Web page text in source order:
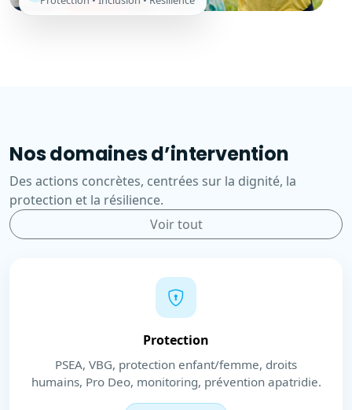
Nos domaines d’intervention
Des actions concrètes, centrées sur la dignité, la
protection et la résilience.
Voir tout
Protection
PSEA, VBG, protection enfant/femme, droits
humains, Pro Deo, monitoring, prévention apatridie.